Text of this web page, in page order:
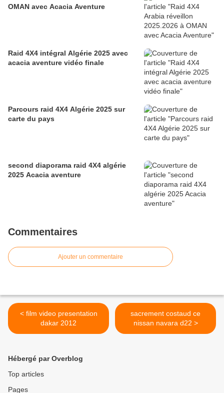
OMAN avec Acacia Aventure
Raid 4X4 intégral Algérie 2025 avec
acacia aventure vidéo finale
Parcours raid 4X4 Algérie 2025 sur
carte du pays
second diaporama raid 4X4 algérie
2025 Acacia aventure
Commentaires
Ajouter un commentaire
< film video presentation
dakar 2012
sacrement costaud ce
nissan navara d22 >
Hébergé par Overblog
Top articles
Pages